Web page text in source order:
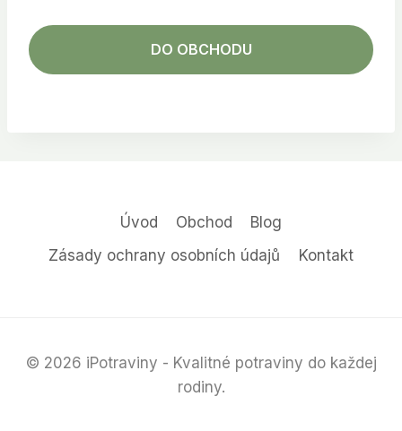
DO OBCHODU
Úvod Obchod
Blog
Zásady ochrany osobních údajů
Kontakt
© 2026 iPotraviny - Kvalitné potraviny do každej
rodiny.